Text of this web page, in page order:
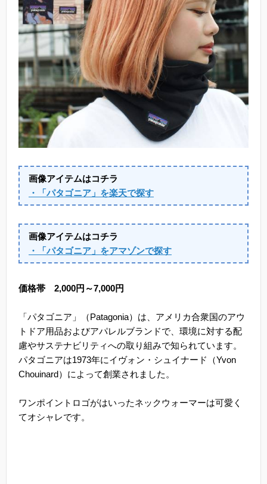
画像アイテムはコチラ
・「パタゴニア」を楽天で探す
画像アイテムはコチラ
・「パタゴニア」をアマゾンで探す
価格帯 2,000円～7,000円
「パタゴニア」（Patagonia）は、アメリカ合衆国のアウ
トドア用品およびアパレルブランドで、環境に対する配
慮やサステナビリティへの取り組みで知られています。
パタゴニアは1973年にイヴォン・シュイナード（Yvon
Chouinard）によって創業されました。
ワンポイントロゴがはいったネックウォーマーは可愛く
てオシャレです。